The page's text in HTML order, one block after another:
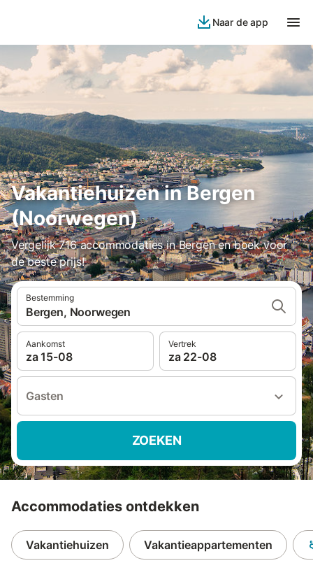
Naar de app
Vakantiehuizen in Bergen
(Noorwegen)
Vergelijk 716 accommodaties in Bergen en boek voor
de beste prijs!
Bestemming
Bergen, Noorwegen
Aankomst
za 15-08
Vertrek
za 22-08
Gasten
ZOEKEN
Accommodaties ontdekken
Vakantiehuizen Vakantieappartementen